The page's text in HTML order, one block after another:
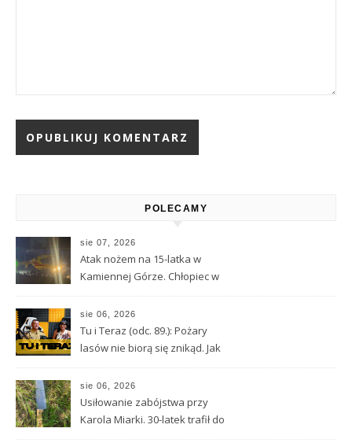
POLECAMY
sie 07, 2026
Atak nożem na 15-latka w
Kamiennej Górze. Chłopiec w
przetransportowany
śmigłowcem LPR
sie 06, 2026
Tu i Teraz (odc. 89.): Pożary
lasów nie biorą się znikąd. Jak
sie 06, 2026
Usiłowanie zabójstwa przy
Karola Miarki. 30-latek trafił do